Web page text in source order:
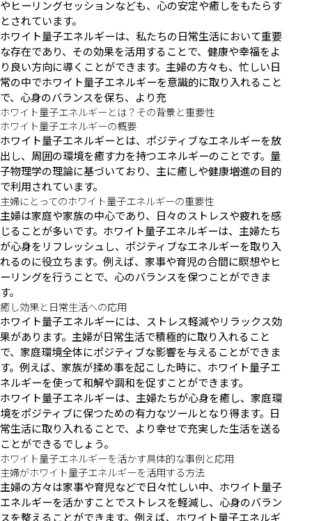
やヒーリングセッションなども、心の安定や癒しをもたらす
とされています。
ホワイト量子エネルギーは、私たちの日常生活において重要
な存在であり、その効果を活用することで、健康や幸福をよ
り良い方向に導くことができます。主婦の方々も、忙しい日
常の中でホワイト量子エネルギーを意識的に取り入れること
で、心身のバランスを保ち、より充
ホワイト量子エネルギーとは？その背景と重要性
ホワイト量子エネルギーの概要
ホワイト量子エネルギーとは、ポジティブなエネルギーを放
出し、周囲の環境を癒す力を持つエネルギーのことです。量
子物理学の理論に基づいており、主に癒しや健康増進の目的
で利用されています。
主婦にとってのホワイト量子エネルギーの重要性
主婦は家庭や家族の中心であり、日々のストレスや疲れを感
じることが多いです。ホワイト量子エネルギーは、主婦たち
が心身をリフレッシュし、ポジティブなエネルギーを取り入
れるのに役立ちます。例えば、家事や育児の合間に瞑想やヒ
ーリングを行うことで、心のバランスを保つことができま
す。
癒し効果と日常生活への応用
ホワイト量子エネルギーには、ストレス軽減やリラックス効
果があります。主婦が日常生活で積極的に取り入れること
で、家庭環境全体にポジティブな影響を与えることができま
す。例えば、家族が揉め事を起こした時に、ホワイト量子エ
ネルギーを使って和解や調和を促すことができます。
ホワイト量子エネルギーは、主婦たちが心身を癒し、家庭環
境をポジティブに保つための有力なツールとなり得ます。日
常生活に取り入れることで、より幸せで充実した生活を送る
ことができるでしょう。
ホワイト量子エネルギーを活かす具体的な事例と応用
主婦がホワイト量子エネルギーを活用する方法
主婦の方々は家事や育児などで日々忙しい中、ホワイト量子
エネルギーを活かすことでストレスを軽減し、心身のバラン
スを整えることができます。例えば、ホワイト量子エネルギ